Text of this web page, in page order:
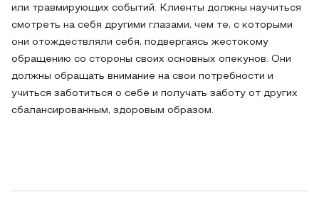
или травмирующих событий. Клиенты должны научиться
смотреть на себя другими глазами, чем те, с которыми
они отождествляли себя, подвергаясь жестокому
обращению со стороны своих основных опекунов. Они
должны обращать внимание на свои потребности и
учиться заботиться о себе и получать заботу от других
сбалансированным, здоровым образом.